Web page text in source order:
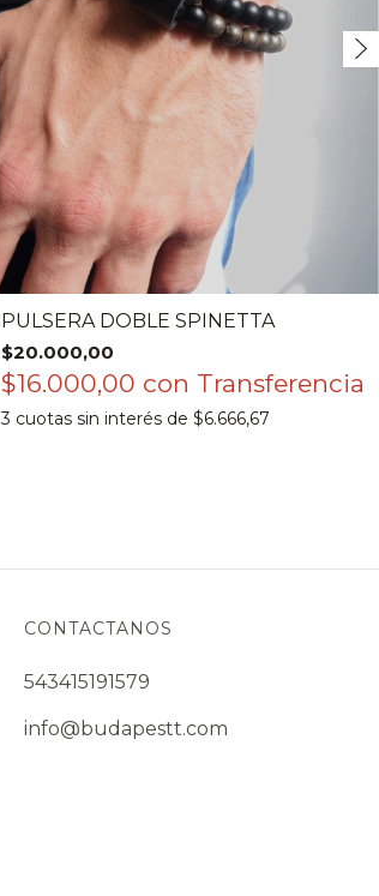
PULSERA DOBLE SPINETTA
$20.000,00
$16.000,00 con
3 cuotas sin interés de$6.666,67
CONTACTANOS
543415191579
info@budapestt.com